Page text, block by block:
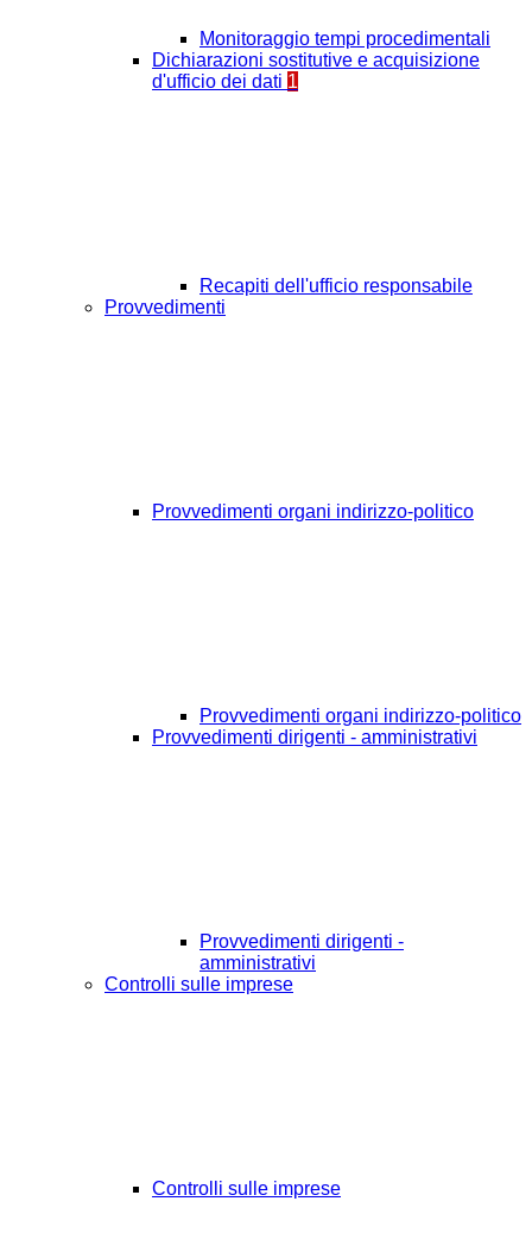
Monitoraggio tempi procedimentali
Dichiarazioni sostitutive e acquisizione
d'ufficio dei dati 1
Recapiti dell'ufficio responsabile
Provvedimenti
Provvedimenti organi indirizzo-politico
Provvedimenti organi indirizzo-politico
Provvedimenti dirigenti - amministrativi
Provvedimenti dirigenti -
amministrativi
Controlli sulle imprese
Controlli sulle imprese